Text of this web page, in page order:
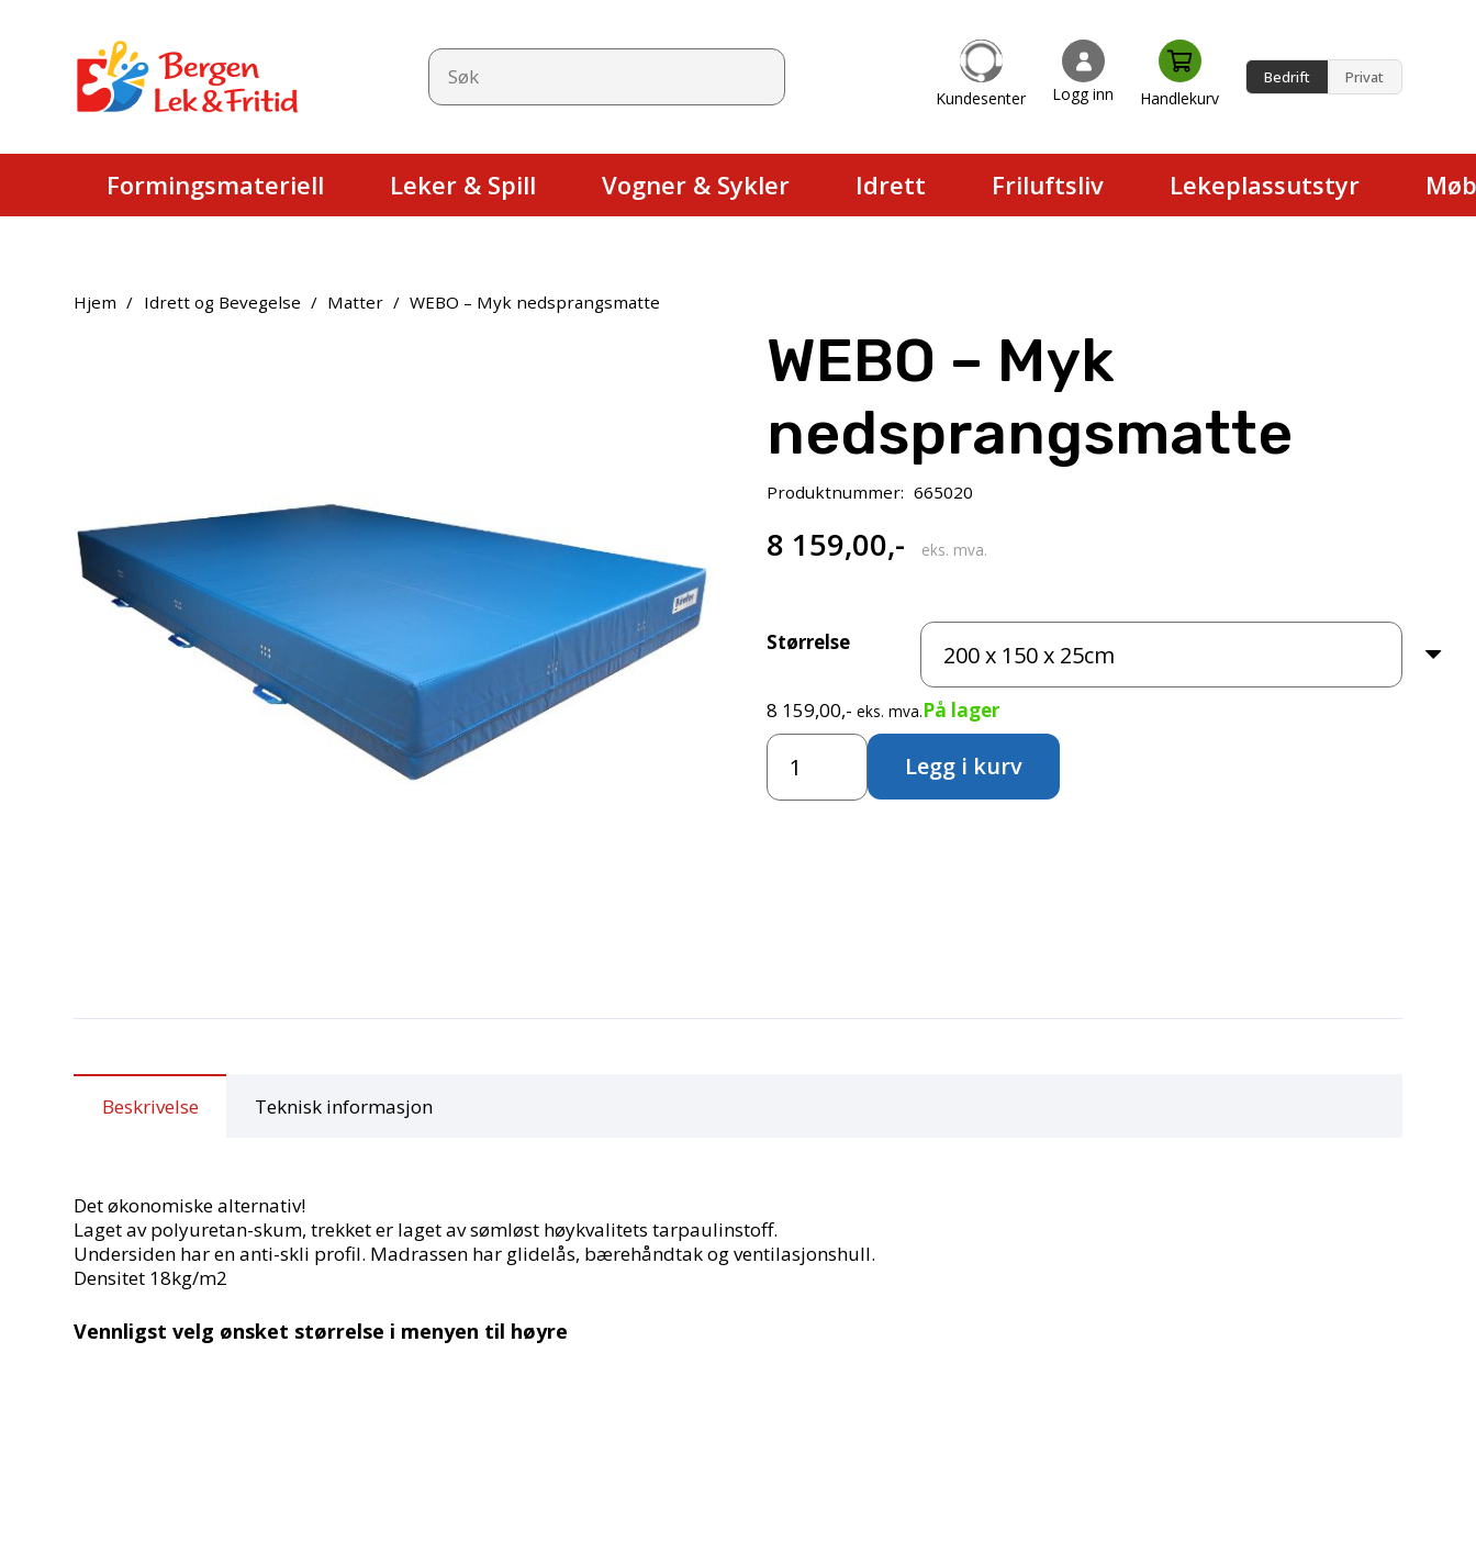
Kundesenter Logg inn Handlekurv
Bedrift Privat
Formingsmateriell Leker & Spill Vogner & Sykler Idrett Friluftsliv Lekeplassutstyr
Hjem / Idrett og Bevegelse / Matter / WEBO – Myk nedsprangsmatte
WEBO – Myk
nedsprangsmatte
Produktnummer: 665020
8 159,00,- eks. mva.
Størrelse
8 159,00,- eks. mva.På lager
WEBO
Myk
Legg i kurv
Beskrivelse Teknisk informasjon
Det økonomiske alternativ!
Laget av polyuretan-skum, trekket er laget av sømløst høykvalitets tarpaulinstoff.
Undersiden har en anti-skli profil. Madrassen har glidelås, bærehåndtak og ventilasjonshull.
Densitet 18kg/m2
Vennligst velg ønsket størrelse i menyen til høyre